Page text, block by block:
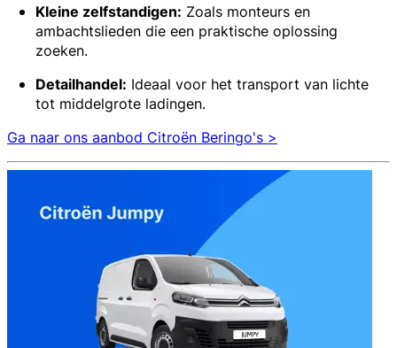
Kleine zelfstandigen: Zoals monteurs en
ambachtslieden die een praktische oplossing
zoeken.
Detailhandel: Ideaal voor het transport van lichte
tot middelgrote ladingen.
Ga naar ons aanbod Citroën Beringo's >